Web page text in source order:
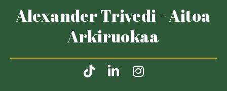
Alexander Trivedi - Aitoa
Arkiruokaa